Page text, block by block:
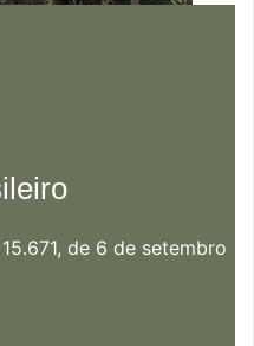
de 6 de setembro